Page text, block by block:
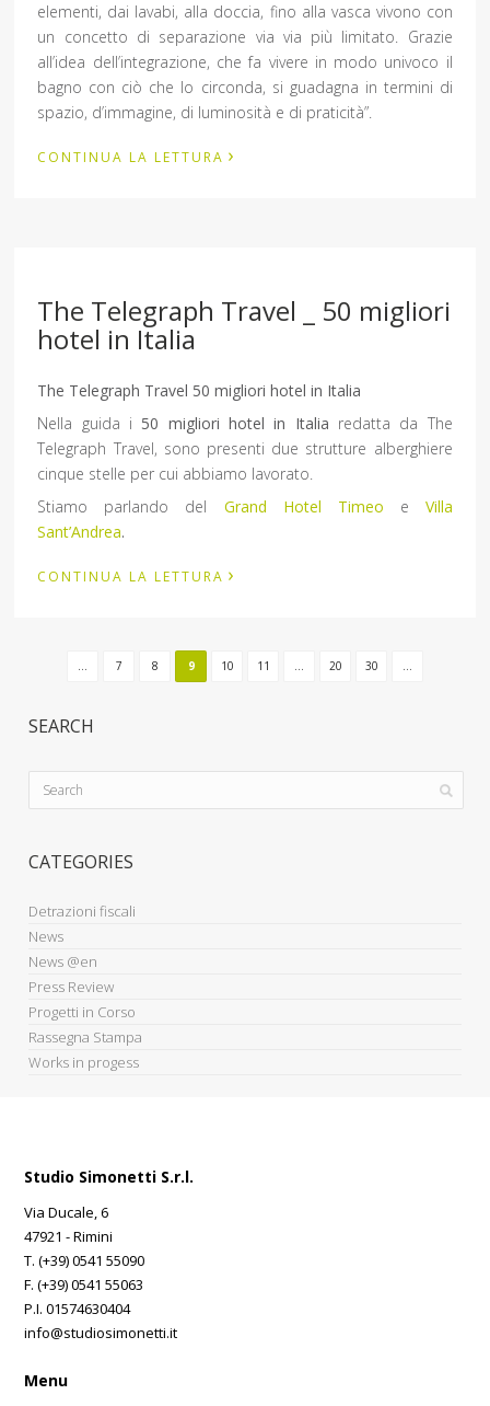
elementi, dai lavabi, alla doccia, fino alla vasca vivono con
un concetto di separazione via via più limitato. Grazie
all’idea dell’integrazione, che fa vivere in modo univoco il
bagno con ciò che lo circonda, si guadagna in termini di
spazio, d’immagine, di luminosità e di praticità”.
CONTINUA LA LETTURA ›
The Telegraph Travel _ 50 migliori
hotel in Italia
The Telegraph Travel 50 migliori hotel in Italia
Nella guida i 50 migliori hotel in Italia redatta da The
Telegraph Travel, sono presenti due strutture alberghiere
cinque stelle per cui abbiamo lavorato.
Stiamo parlando del Grand Hotel Timeo e Villa
Sant’Andrea.
CONTINUA LA LETTURA ›
7 8 9 10 11 20 30
SEARCH
CATEGORIES
Detrazioni fiscali
News
News @en
Press Review
Progetti in Corso
Rassegna Stampa
Works in progess
Studio Simonetti S.r.l.
Via Ducale, 6
47921 - Rimini
T. (+39) 0541 55090
F. (+39) 0541 55063
P.I. 01574630404
info@studiosimonetti.it
Menu